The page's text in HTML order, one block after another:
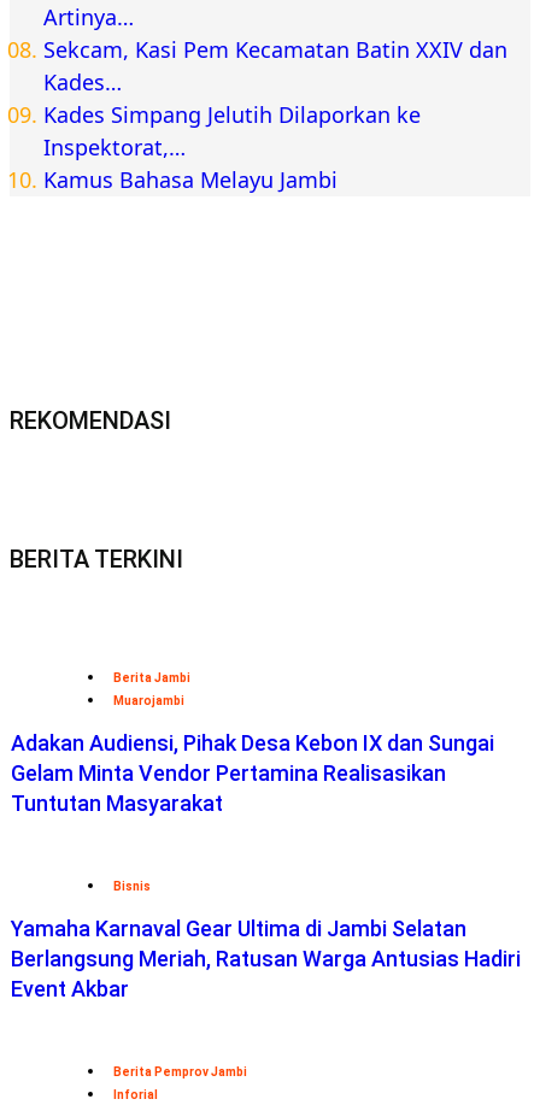
Artinya…
Sekcam, Kasi Pem Kecamatan Batin XXIV dan
Kades…
Kades Simpang Jelutih Dilaporkan ke
Inspektorat,…
Kamus Bahasa Melayu Jambi
REKOMENDASI
BERITA TERKINI
Berita Jambi
Muarojambi
Adakan Audiensi, Pihak Desa Kebon IX dan Sungai
Gelam Minta Vendor Pertamina Realisasikan
Tuntutan Masyarakat
Bisnis
Yamaha Karnaval Gear Ultima di Jambi Selatan
Berlangsung Meriah, Ratusan Warga Antusias Hadiri
Event Akbar
Berita Pemprov Jambi
Inforial